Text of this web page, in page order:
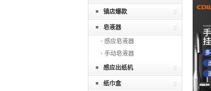
镇店爆款
皂液器
感应皂液器
手动皂液器
感应出纸机
纸巾盒